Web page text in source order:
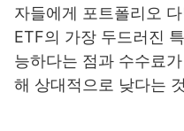
자들에게 포트폴리오
ETF의 가장 두드러진
능하다는 점과 수수료
해 상대적으로 낮다는